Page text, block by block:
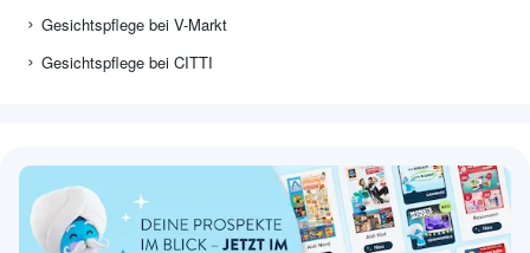
Gesichtspflege bei V-Markt
Gesichtspflege bei CITTI